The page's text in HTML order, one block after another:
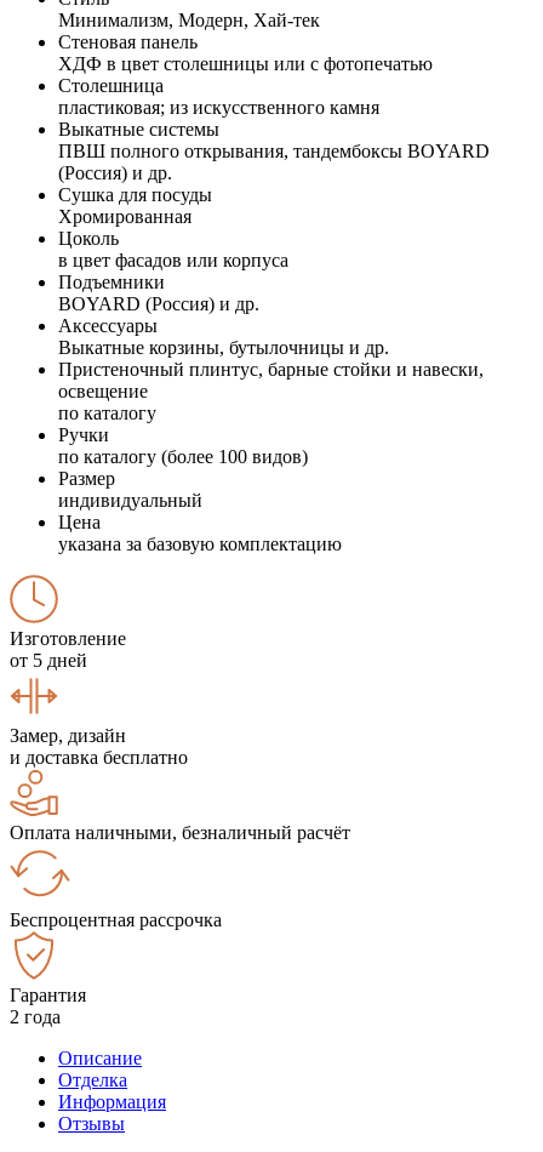
Минимализм, Модерн, Хай-тек
Стеновая панель
ХДФ в цвет столешницы или с фотопечатью
Столешница
пластиковая; из искусственного камня
Выкатные системы
ПВШ полного открывания, тандембоксы BOYARD
(Россия) и др.
Сушка для посуды
Хромированная
Цоколь
в цвет фасадов или корпуса
Подъемники
BOYARD (Россия) и др.
Аксессуары
Выкатные корзины, бутылочницы и др.
Пристеночный плинтус, барные стойки и навески,
освещение
по каталогу
Ручки
по каталогу (более 100 видов)
Размер
индивидуальный
Цена
указана за базовую комплектацию
Изготовление
от 5 дней
Замер, дизайн
и доставка бесплатно
Оплата наличными, безналичный расчёт
Беспроцентная рассрочка
Гарантия
2 года
Описание
Отделка
Информация
Отзывы